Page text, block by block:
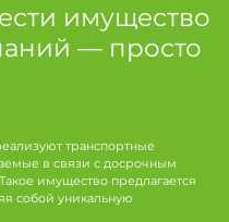
имущество
— просто
транспортные
в связи с досрочным
имущество предлагается
собой уникальную